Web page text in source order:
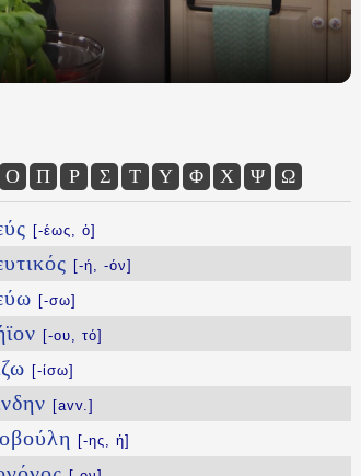
Ο Π Ρ Σ Τ Υ Φ Χ Ψ Ω
[-έως, ὁ]
[-ή, -όν]
[-σω]
[-ου, τό]
[-ίσω]
[avv.]
[-ης, ἡ]